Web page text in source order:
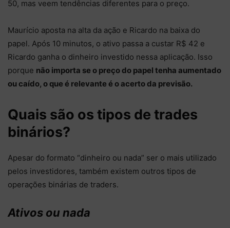
50, mas veem tendências diferentes para o preço.
Maurício aposta na alta da ação e Ricardo na baixa do
papel. Após 10 minutos, o ativo passa a custar R$ 42 e
Ricardo ganha o dinheiro investido nessa aplicação. Isso
porque não importa se o preço do papel tenha aumentado
ou caído, o que é relevante é o acerto da previsão.
Quais são os tipos de trades
binários?
Apesar do formato “dinheiro ou nada” ser o mais utilizado
pelos investidores, também existem outros tipos de
operações binárias de traders.
Ativos ou nada